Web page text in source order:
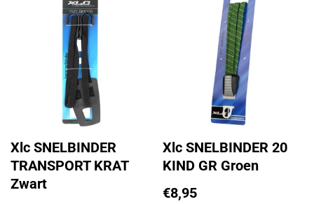
Xlc SNELBINDER
TRANSPORT KRAT
Zwart
Xlc SNELBINDER 20
KIND GR Groen
€8,95